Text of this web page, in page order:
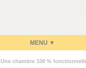
Une chambre 100 %